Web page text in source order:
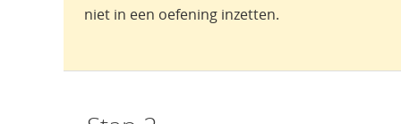
niet in een oefening inzetten.